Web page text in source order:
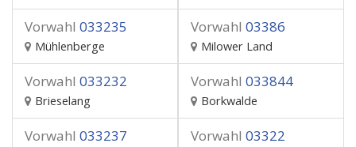
Vorwahl 033235
Mühlenberge
Vorwahl 03386
Milower Land
Vorwahl 033232
Brieselang
Vorwahl 033844
Borkwalde
Vorwahl 033237 Vorwahl 03322